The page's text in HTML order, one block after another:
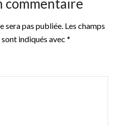
commentaire
sera pas publiée. Les champs
indiqués avec *